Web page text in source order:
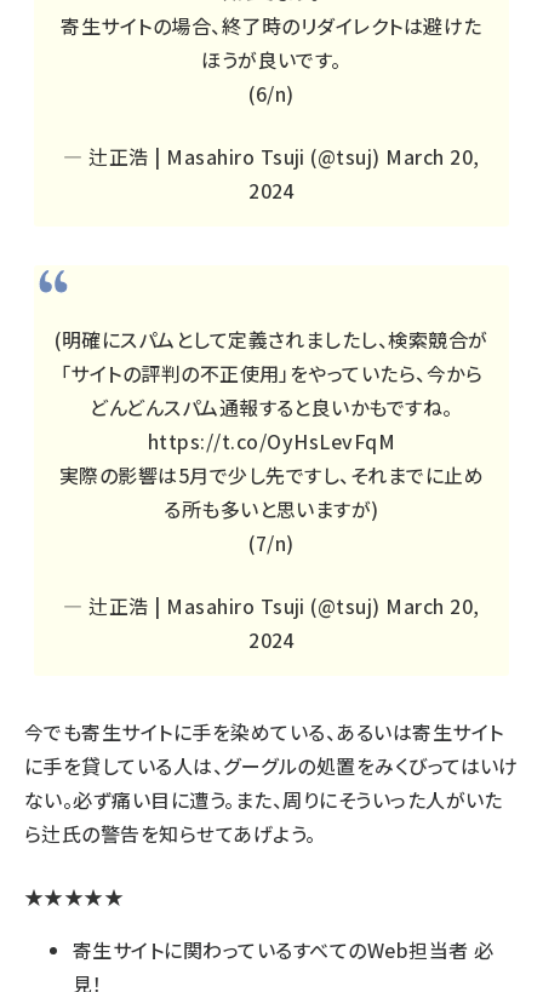
寄生サイトの場合、終了時のリダイレクトは避けた
ほうが良いです。
(6/n)
— 辻正浩 | Masahiro Tsuji (@tsuj) March 20,
2024
(明確にスパムとして定義されましたし、検索競合が
「サイトの評判の不正使用」をやっていたら、今から
どんどんスパム通報すると良いかもですね。
https://t.co/OyHsLevFqM
実際の影響は5月で少し先ですし、それまでに止め
る所も多いと思いますが)
(7/n)
— 辻正浩 | Masahiro Tsuji (@tsuj) March 20,
2024
今でも寄生サイトに手を染めている、あるいは寄生サイト
に手を貸している人は、グーグルの処置をみくびってはいけ
ない。必ず痛い目に遭う。また、周りにそういった人がいた
ら辻氏の警告を知らせてあげよう。
★★★★★
寄生サイトに関わっているすべてのWeb担当者 必
見！